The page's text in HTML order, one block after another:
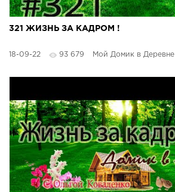
321 ЖИЗНЬ ЗА КАДРОМ !
18-09-22 93 679 Мой Домик в Деревне